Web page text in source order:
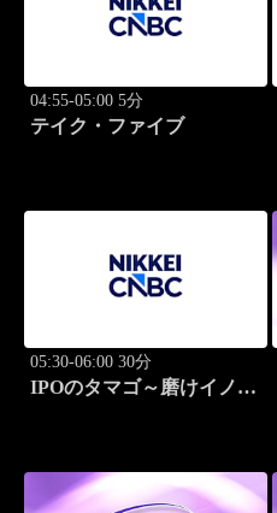
04:55-05:00 5分
テイク・ファイブ
05:30-06:00 30分
IPOのタマゴ～磨けイノベ